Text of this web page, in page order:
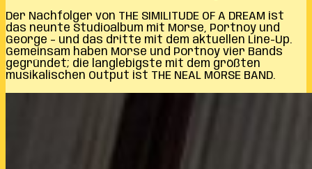
Der Nachfolger von THE SIMILITUDE OF A DREAM ist
das neunte Studioalbum mit Morse, Portnoy und
George – und das dritte mit dem aktuellen Line-Up.
Gemeinsam haben Morse und Portnoy vier Bands
gegründet; die langlebigste mit dem größten
musikalischen Output ist THE NEAL MORSE BAND.